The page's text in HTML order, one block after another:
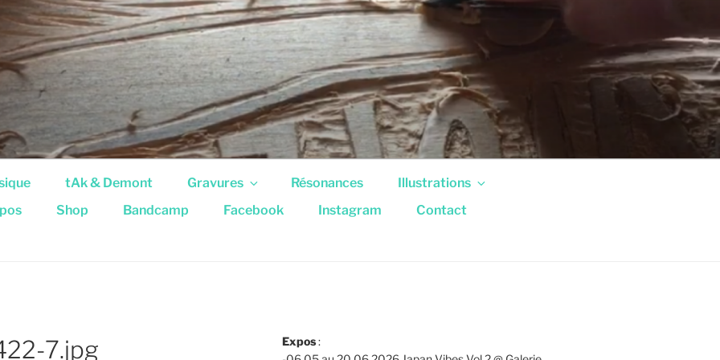
tAk & Demont Gravures Résonances
Illustrations
Shop Bandcamp Facebook Instagram
Contact
7.jpg Expos: